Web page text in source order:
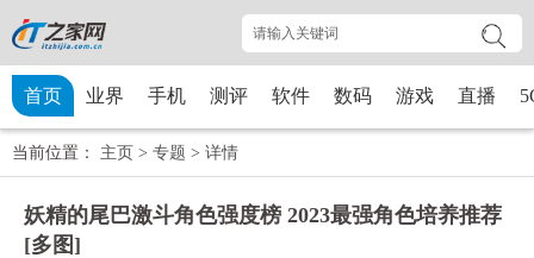
首页 业界 手机 测评 软件 数码 游戏 直播
当前位置： 主页 > 专题 > 详情
妖精的尾巴激斗角色强度榜 2023最强角色培养推荐
[多图]